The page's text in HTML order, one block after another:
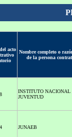
acto Nombre completo o
de la persona
INSTITUTO NACIONAL
JUVENTUD
JUNAEB